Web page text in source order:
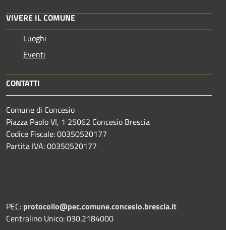
VIVERE IL COMUNE
Luoghi
Eventi
CONTATTI
Comune di Concesio
Piazza Paolo VI, 1 25062 Concesio Brescia
Codice Fiscale: 00350520177
Partita IVA: 00350520177
PEC: protocollo@pec.comune.concesio.brescia.it
Centralino Unico: 030.2184000